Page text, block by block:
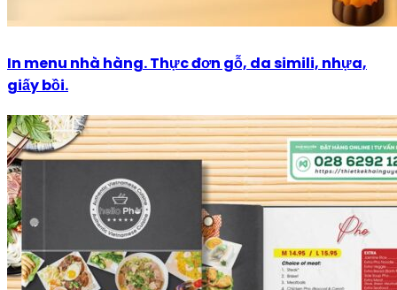
In menu nhà hàng. Thực đơn gỗ, da simili, nhựa,
giấy bồi.